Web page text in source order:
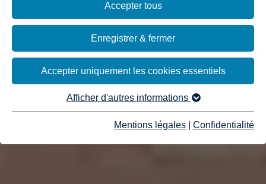
Accepter tous
Enregistrer & fermer
Accepter uniquement les cookies essentiels
Afficher d'autres informations
Mentions légales Confidentialité